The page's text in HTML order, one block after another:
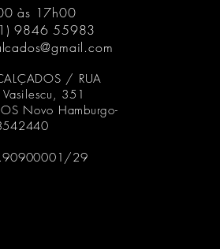
às 17h00
9846 55983
/ RUA
351
Novo Hamburgo-
29